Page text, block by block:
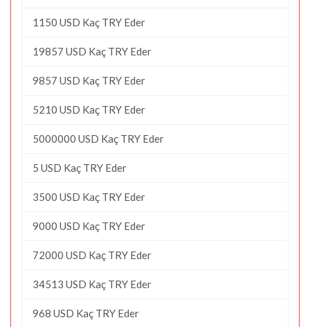
1150 USD Kaç TRY Eder
19857 USD Kaç TRY Eder
9857 USD Kaç TRY Eder
5210 USD Kaç TRY Eder
5000000 USD Kaç TRY Eder
5 USD Kaç TRY Eder
3500 USD Kaç TRY Eder
9000 USD Kaç TRY Eder
72000 USD Kaç TRY Eder
34513 USD Kaç TRY Eder
968 USD Kaç TRY Eder